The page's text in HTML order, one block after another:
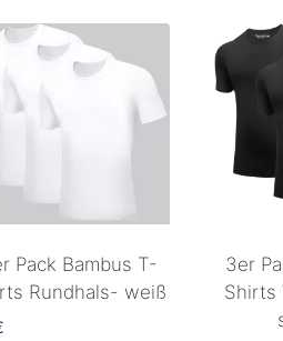
Pack Bambus T-
Rundhals- weiß
3er
Shirts